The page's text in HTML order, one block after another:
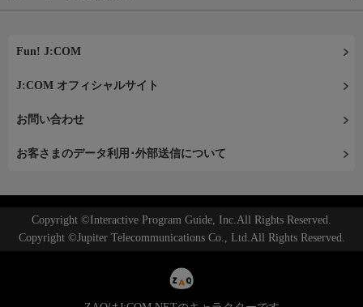
Fun! J:COM
J:COM オフィシャルサイト
お問い合わせ
お客さまのデータ利用･外部送信について
Copyright ©Interactive Program Guide, Inc.All Rights Reserved.
Copyright ©Jupiter Telecommunications Co., Ltd.All Rights Reserved.